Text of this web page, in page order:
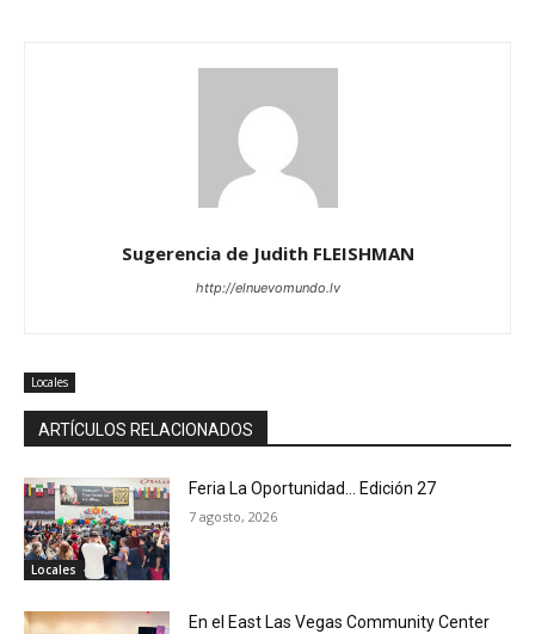
Sugerencia de Judith FLEISHMAN
http://elnuevomundo.lv
Locales
ARTÍCULOS RELACIONADOS
Locales
Feria La Oportunidad… Edición 27
7 agosto, 2026
En el East Las Vegas Community Center